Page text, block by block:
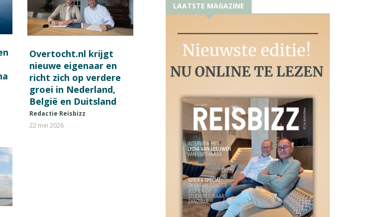
Overtocht.nl krijgt
nieuwe eigenaar en
richt zich op verdere
groei in Nederland,
België en Duitsland
Redactie Reisbizz
22 mei 2026
LAATSTE MAGAZINE